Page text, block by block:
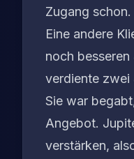
Zugang schon.
Eine andere
noch
verdiente zwei
Sie war
Angebot.
verstärken,